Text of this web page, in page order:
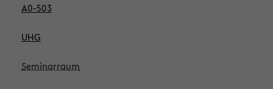
A0-503
UHG
Seminarraum